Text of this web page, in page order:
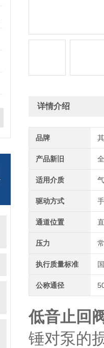
详情介绍
品牌
产品新旧
适用介质
驱动方式
通道位置
压力
执行质量标准
公称通径
低音止回
锤对泵的